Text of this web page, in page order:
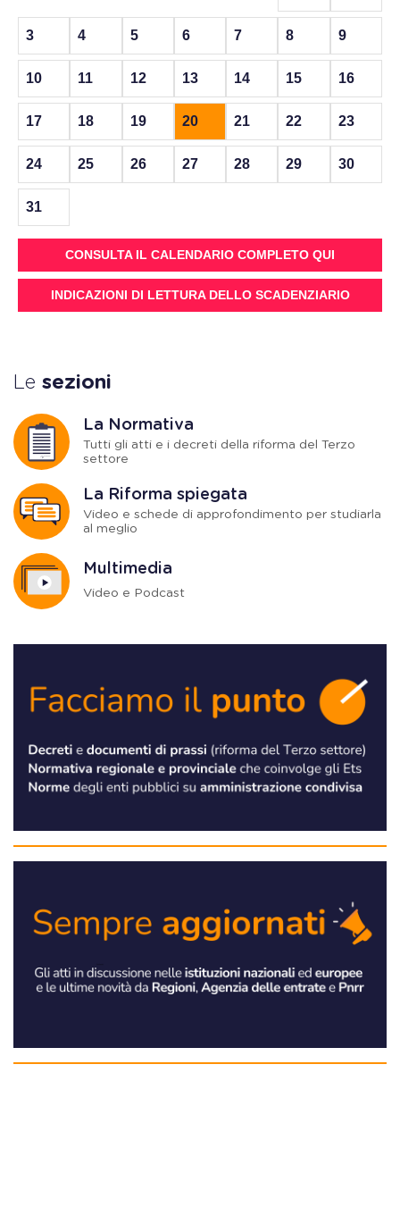
3 4 5 6 7 8 9
10 11 12 13 14 15 16
17 18 19 20 21 22 23
24 25 26 27 28 29 30
31
CONSULTA IL CALENDARIO COMPLETO QUI
INDICAZIONI DI LETTURA DELLO SCADENZIARIO
Le sezioni
La Normativa
Tutti gli atti e i decreti della riforma del Terzo
settore
La Riforma spiegata
Video e schede di approfondimento per studiarla
al meglio
Multimedia
Video e Podcast